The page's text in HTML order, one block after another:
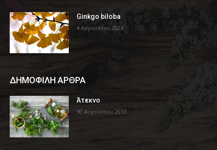
Ginkgo biloba
4 Αυγούστου 2026
ΔΗΜΟΦΙΛΗ ΑΡΘΡΑ
Άτεκνο
30 Αυγούστου 2013